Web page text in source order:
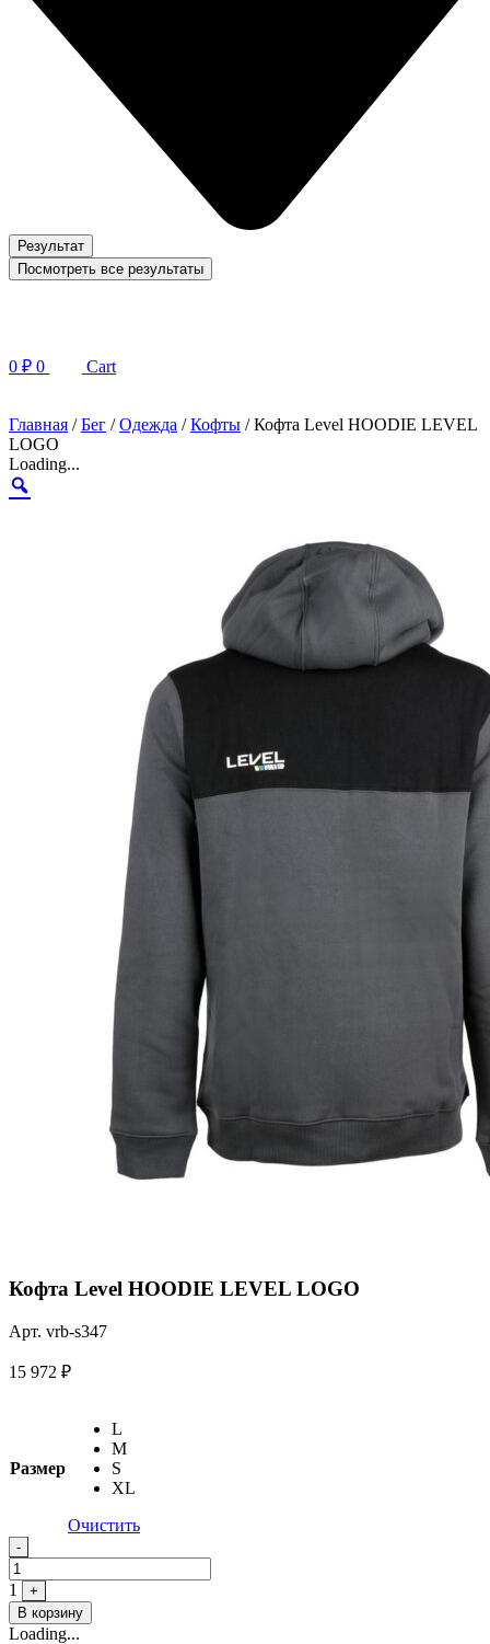
Результат
Посмотреть все результаты
0 ₽ 0 Cart
Главная /Бег /Одежда /Кофты / Кофта Level HOODIE LEVEL
LOGO
Loading...
Кофта Level HOODIE LEVEL LOGO
Арт. vrb-s347
15 972 ₽
Размер
L
M
S
XL
Очистить
Quantity
-
1
+
В корзину
Loading...